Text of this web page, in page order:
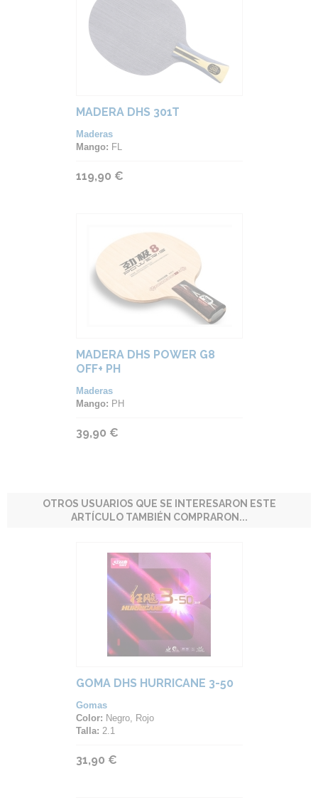
MADERA DHS 301T
Maderas
Mango: FL
119,90 €
MADERA DHS POWER G8
OFF+ PH
Maderas
Mango: PH
39,90 €
OTROS USUARIOS QUE SE INTERESARON ESTE
ARTÍCULO TAMBIÉN COMPRARON...
GOMA DHS HURRICANE 3-50
Gomas
Color: Negro, Rojo
Talla: 2.1
31,90 €